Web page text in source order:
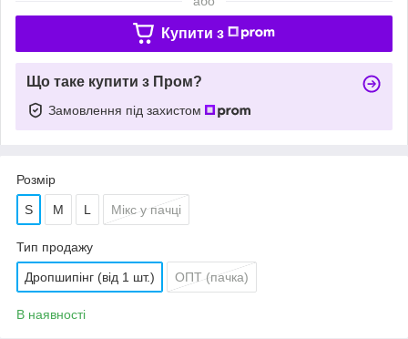
Купити з
Що таке купити з Пром?
Замовлення під захистом
Розмір
S M L Мікс у пачці
Тип продажу
Дропшипінг (від 1 шт.) ОПТ (пачка)
В наявності